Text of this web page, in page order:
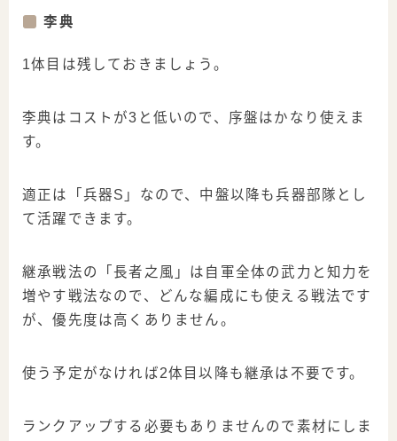
李典
1体目は残しておきましょう。
李典はコストが3と低いので、序盤はかなり使えま
す。
適正は「兵器S」なので、中盤以降も兵器部隊とし
て活躍できます。
継承戦法の「長者之風」は自軍全体の武力と知力を
増やす戦法なので、どんな編成にも使える戦法です
が、優先度は高くありません。
使う予定がなければ2体目以降も継承は不要です。
ランクアップする必要もありませんので素材にしま